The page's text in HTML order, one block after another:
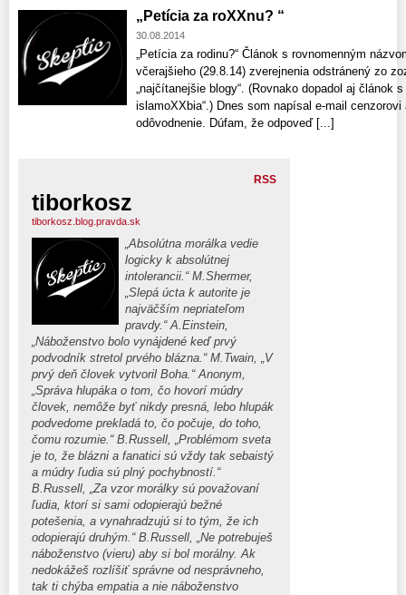
„Petícia za roXXnu? “
30.08.2014
„Petícia za rodinu?“ Článok s rovnomenným
včerajšieho (29.8.14) zverejnenia odstránený zo
„najčítanejšie blogy“. (Rovnako dopadol aj článok
islamoXXbia“.) Dnes som napísal e-mail
odôvodnenie. Dúfam, že odpoveď [...]
RSS
tiborkosz
tiborkosz.blog.pravda.sk
„Absolútna morálka vedie
logicky k absolútnej
intolerancii.“ M.Shermer,
„Slepá úcta k autorite je
najväčším nepriateľom
pravdy.“ A.Einstein,
„Náboženstvo bolo vynájdené keď prvý
podvodník stretol prvého blázna.“ M.Twain, „V
prvý deň človek vytvoril Boha.“ Anonym,
„Správa hlupáka o tom, čo hovorí múdry
človek, nemôže byť nikdy presná, lebo hlupák
podvedome prekladá to, čo počuje, do toho,
čomu rozumie.“ B.Russell, „Problémom sveta
je to, že blázni a fanatici sú vždy tak sebaistý
a múdry ľudia sú plný pochybností.“
B.Russell, „Za vzor morálky sú považovaní
ľudia, ktorí si sami odopierajú bežné
potešenia, a vynahradzujú si to tým, že ich
odopierajú druhým.“ B.Russell, „Ne potrebuješ
náboženstvo (vieru) aby si bol morálny. Ak
nedokážeš rozlíšiť správne od nesprávneho,
tak ti chýba empatia a nie náboženstvo